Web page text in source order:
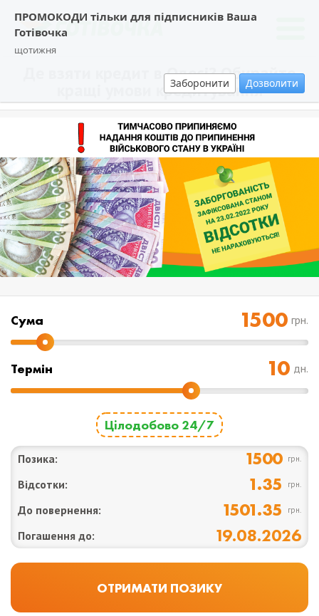
ПРОМОКОДИ тільки для підписників Ваша
Готівочка
щотижня
Заборонити Дозволити
Де взяти кредит в Одесі? Обирайте
кращі умови кредитування
Cума грн.
Термін дн.
Цілодобово 24/7
Позика: 1500 грн.
Відсотки: 1.35 грн.
До повернення: 1501.35 грн.
Погашення до: 19.08.2026